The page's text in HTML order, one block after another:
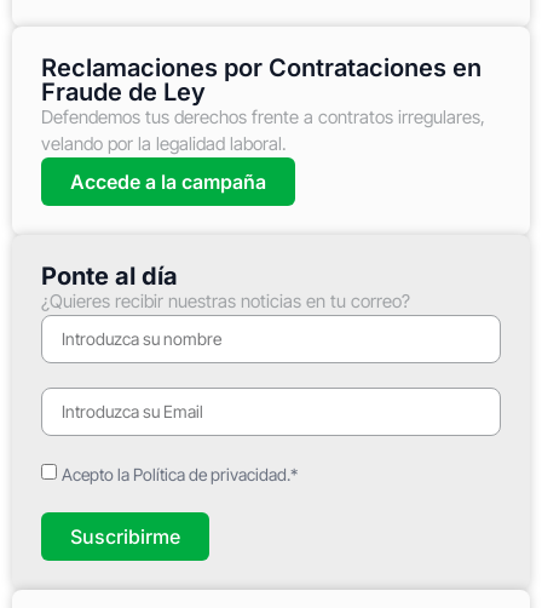
Reclamaciones por Contrataciones en
Fraude de Ley
Defendemos tus derechos frente a contratos irregulares,
velando por la legalidad laboral.
Accede a la campaña
Ponte al día
¿Quieres recibir nuestras noticias en tu correo?
Acepto la Política de privacidad.*
Suscribirme